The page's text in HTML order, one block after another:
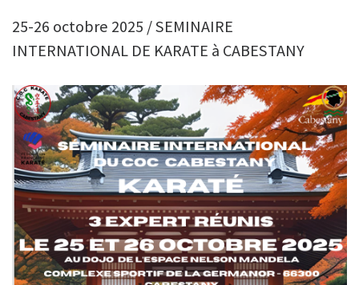
25-26 octobre 2025 / SEMINAIRE
INTERNATIONAL DE KARATE à CABESTANY